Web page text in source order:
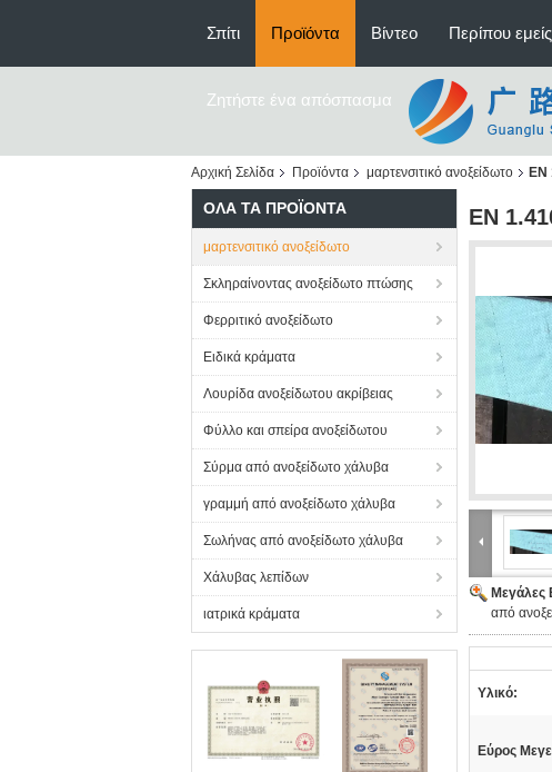
Σπίτι Προϊόντα Βίντεο Περίπου εμείς
Ζητήστε ένα απόσπασμα
Αρχική Σελίδα Προϊόντα μαρτενσιτικό ανοξείδωτο
ΌΛΑ ΤΑ ΠΡΟΪΌΝΤΑ
μαρτενσιτικό ανοξείδωτο
Σκληραίνοντας ανοξείδωτο πτώσης
Φερριτικό ανοξείδωτο
Ειδικά κράματα
Λουρίδα ανοξείδωτου ακρίβειας
Φύλλο και σπείρα ανοξείδωτου
Σύρμα από ανοξείδωτο χάλυβα
γραμμή από ανοξείδωτο χάλυβα
Σωλήνας από ανοξείδωτο χάλυβα
Χάλυβας λεπίδων
ιατρικά κράματα
EN
Μεγάλες
από
Υλικό:
Εύρος